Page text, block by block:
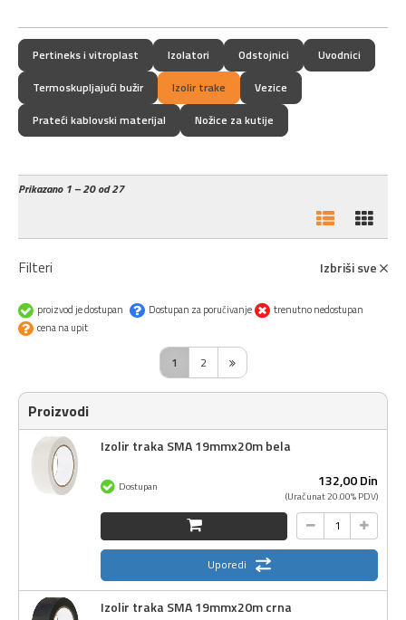
Pertineks i vitroplast Izolatori Odstojnici
Uvodnici
Termoskupljajući bužir
Izolir trake
Vezice
Prateći kablovski materijal
Nožice za kutije
Prikazano1 – 20 od 27
Filteri Izbriši sve
proizvod je dostupan Dostupan za poručivanje
trenutno nedostupan
cena na upit
1 2
Proizvodi
Izolir traka SMA 19mmx20m bela
132,00Din
(Uračunat 20.00% PDV)
Dostupan
Uporedi
Izolir traka SMA 19mmx20m crna